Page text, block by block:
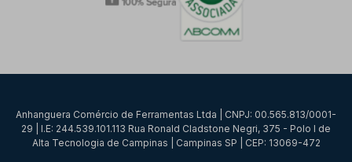
Anhanguera Comércio de Ferramentas Ltda | CNPJ: 00.565.813/0001-
29 | I.E: 244.539.101.113 Rua Ronald Cladstone Negri, 375 - Polo I de
Alta Tecnologia de Campinas | Campinas SP | CEP: 13069-472